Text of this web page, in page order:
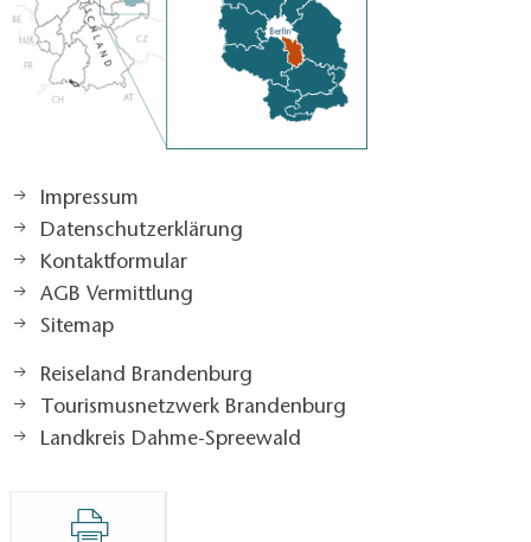
Impressum
Datenschutzerklärung
Kontaktformular
AGB Vermittlung
Sitemap
Reiseland Brandenburg
Tourismusnetzwerk Brandenburg
Landkreis Dahme-Spreewald